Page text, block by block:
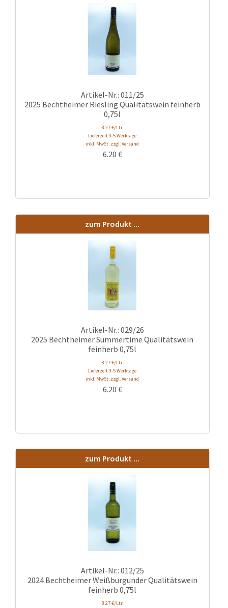
Artikel-Nr.: 011/25
2025 Bechtheimer Riesling Qualitätswein feinherb
0,75l
8.27 €/Ltr.
Lieferzeit 3-5 Werktage
inkl. MwSt. zzgl. Versand
6.20 €
Artikel-Nr.: 029/26
2025 Bechtheimer Summertime Qualitätswein
feinherb 0,75l
8.27 €/Ltr.
Lieferzeit 3-5 Werktage
inkl. MwSt. zzgl. Versand
6.20 €
zum Produkt ...
Artikel-Nr.: 012/25
2024 Bechtheimer Weißburgunder Qualitätswein
feinherb 0,75l
8.27 €/Ltr.
zum Produkt ...